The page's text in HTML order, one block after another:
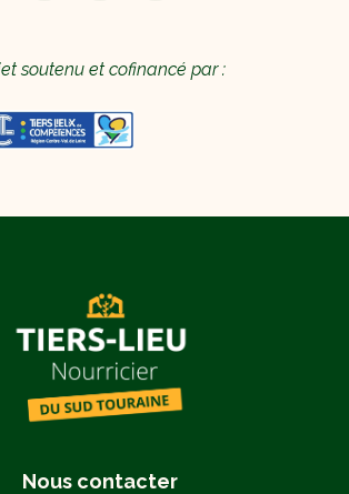
Nous contacter
soutenu et cofinancé par :